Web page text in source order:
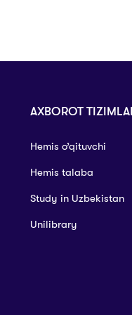
AXBOROT
Hemis o’qituvchi
Hemis talaba
Study in Uzbekistan
Unilibrary